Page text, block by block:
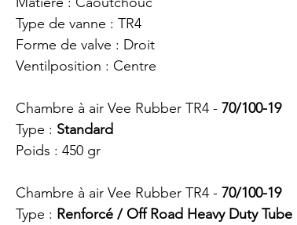
Type de vanne : TR4
Forme de valve : Droit
Ventilposition : Centre
Chambre à air Vee Rubber TR4 - 70/100-19
Type : Standard
Poids : 450 gr
Chambre à air Vee Rubber TR4 - 70/100-19
Type : Renforcé / Off Road Heavy Duty Tube